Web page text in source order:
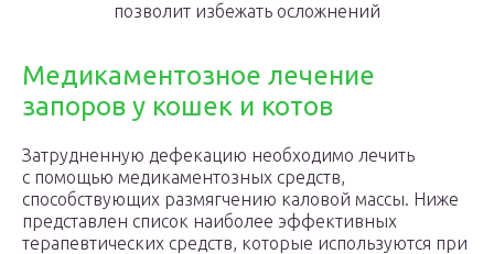
позволит избежать осложнений
Медикаментозное лечение
запоров у кошек и котов
Затрудненную дефекацию необходимо лечить
с помощью медикаментозных средств,
способствующих размягчению каловой массы. Ниже
представлен список наиболее эффективных
терапевтических средств, которые используются при